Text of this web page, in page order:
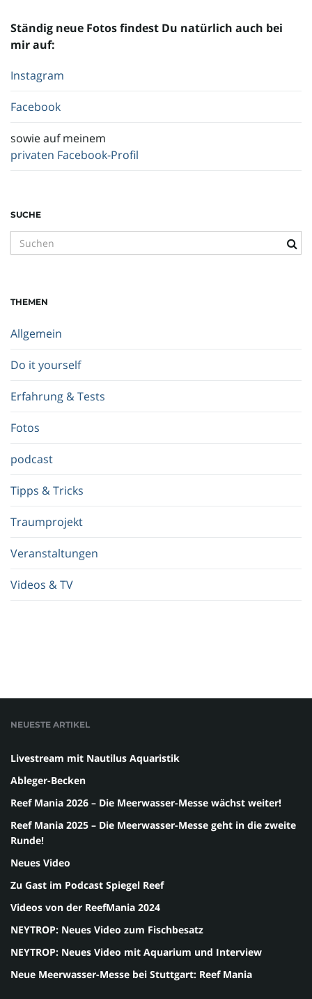
Ständig neue Fotos findest Du natürlich auch bei
mir auf:
Instagram
Facebook
sowie auf meinem
privaten Facebook-Profil
SUCHE
u
b
g
i
f
.
.
.
THEMEN
Allgemein
Do it yourself
Erfahrung & Tests
Fotos
podcast
Tipps & Tricks
Traumprojekt
Veranstaltungen
Videos & TV
NEUESTE ARTIKEL
Livestream mit Nautilus Aquaristik
Ableger-Becken
Reef Mania 2026 – Die Meerwasser-Messe wächst weiter!
Reef Mania 2025 – Die Meerwasser-Messe geht in die zweite
Runde!
Neues Video
Zu Gast im Podcast Spiegel Reef
Videos von der ReefMania 2024
NEYTROP: Neues Video zum Fischbesatz
NEYTROP: Neues Video mit Aquarium und Interview
Neue Meerwasser-Messe bei Stuttgart: Reef Mania